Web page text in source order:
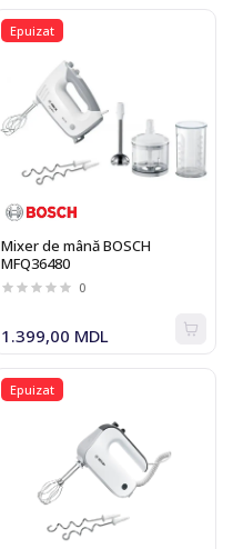
Epuizat
Mixer de mână BOSCH
MFQ36480
0
1.399,00 MDL
Epuizat